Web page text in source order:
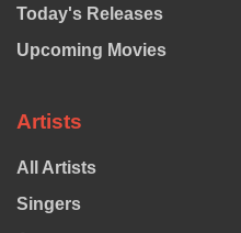
Today's Releases
Upcoming Movies
Artists
All Artists
Singers